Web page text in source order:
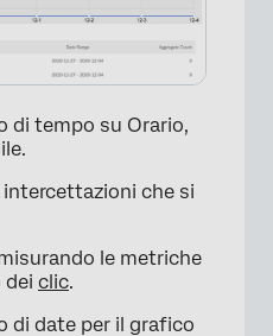
×
di tempo su Orario,
intercettazioni che si
le metriche
dei clic.
di date per il grafico